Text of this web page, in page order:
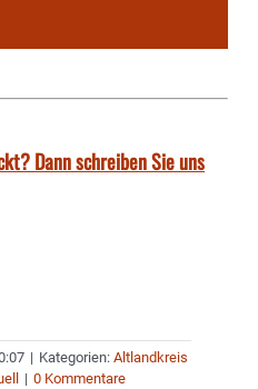
Dann schreiben Sie uns
| Kategorien: Altlandkreis
| 0 Kommentare